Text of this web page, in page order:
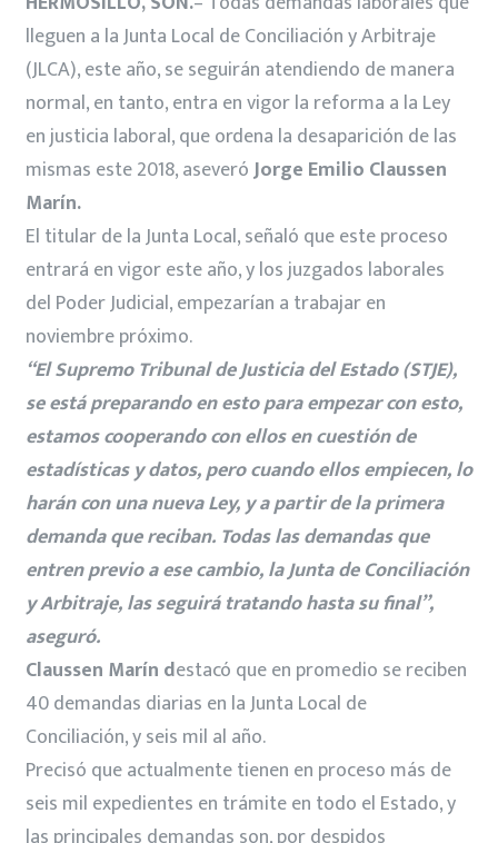
lleguen a la Junta Local de Conciliación y Arbitraje
(JLCA), este año, se seguirán atendiendo de manera
normal, en tanto, entra en vigor la reforma a la Ley
en justicia laboral, que ordena la desaparición de las
mismas este 2018, aseveróJorge Emilio Claussen
Marín.
El titular de la Junta Local, señaló que este proceso
entrará en vigor este año, y los juzgados laborales
del Poder Judicial, empezarían a trabajar en
noviembre próximo.
“El Supremo Tribunal de Justicia del Estado (STJE),
se está preparando en esto para empezar con esto,
estamos cooperando con ellos en cuestión de
estadísticas y datos, pero cuando ellos empiecen, lo
harán con una nueva Ley, y a partir de la primera
demanda que reciban. Todas las demandas que
entren previo a ese cambio, la Junta de Conciliación
y Arbitraje, las seguirá tratando hasta su final”,
aseguró.
Claussen Marín destacó que en promedio se reciben
40 demandas diarias en la Junta Local de
Conciliación, y seis mil al año.
Precisó que actualmente tienen en proceso más de
seis mil expedientes en trámite en todo el Estado, y